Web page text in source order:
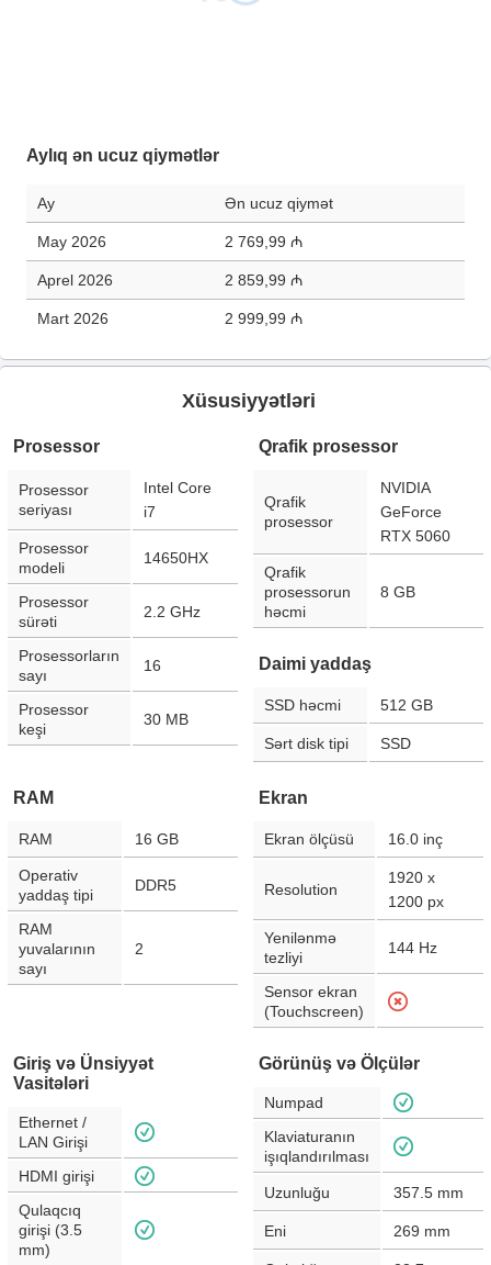
Aylıq ən ucuz qiymətlər
Ay Ən ucuz qiymət
May 2026 2 769,99 ₼
Aprel 2026 2 859,99 ₼
Mart 2026 2 999,99 ₼
Xüsusiyyətləri
Prosessor
Prosessor
seriyası
Intel Core
i7
Prosessor
modeli
14650HX
Prosessor
sürəti
2.2 GHz
Prosessorların
sayı
16
Prosessor
keşi
30 MB
Qrafik prosessor
Qrafik
prosessor
NVIDIA
GeForce
RTX 5060
Qrafik
prosessorun
həcmi
8 GB
Daimi yaddaş
SSD həcmi 512 GB
Sərt disk tipi SSD
RAM
RAM 16 GB
Operativ
yaddaş tipi
DDR5
RAM
yuvalarının
sayı
2
Ekran
Ekran ölçüsü 16.0 inç
Resolution
1920 x
1200 px
Yenilənmə
tezliyi
144 Hz
Sensor ekran
(Touchscreen)
Giriş və Ünsiyyət
Vasitələri
Ethernet /
LAN Girişi
HDMI girişi
Qulaqcıq
girişi (3.5
mm)
Görünüş və Ölçülər
Numpad
Klaviaturanın
işıqlandırılması
Uzunluğu 357.5 mm
Eni 269 mm